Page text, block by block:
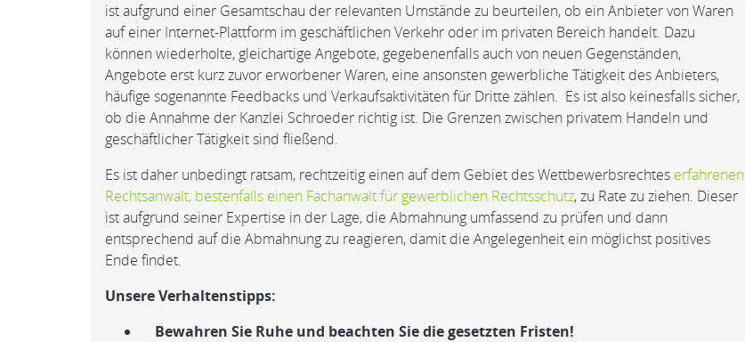
ist aufgrund einer Gesamtschau der relevanten Umstände zu beurteilen, ob ein Anbieter von Waren
auf einer Internet-Plattform im geschäftlichen Verkehr oder im privaten Bereich handelt. Dazu
können wiederholte, gleichartige Angebote, gegebenenfalls auch von neuen Gegenständen,
Angebote erst kurz zuvor erworbener Waren, eine ansonsten gewerbliche Tätigkeit des Anbieters,
häufige sogenannte Feedbacks und Verkaufsaktivitäten für Dritte zählen. Es ist also keinesfalls sicher,
ob die Annahme der Kanzlei Schroeder richtig ist. Die Grenzen zwischen privatem Handeln und
geschäftlicher Tätigkeit sind fließend.
Es ist daher unbedingt ratsam, rechtzeitig einen auf dem Gebiet des Wettbewerbsrechtes erfahrenen
Rechtsanwalt, bestenfalls einen Fachanwalt für gewerblichen Rechtsschutz, zu Rate zu ziehen. Dieser
ist aufgrund seiner Expertise in der Lage, die Abmahnung umfassend zu prüfen und dann
entsprechend auf die Abmahnung zu reagieren, damit die Angelegenheit ein möglichst positives
Ende findet.
Unsere Verhaltenstipps:
Bewahren Sie Ruhe und beachten Sie die gesetzten Fristen!